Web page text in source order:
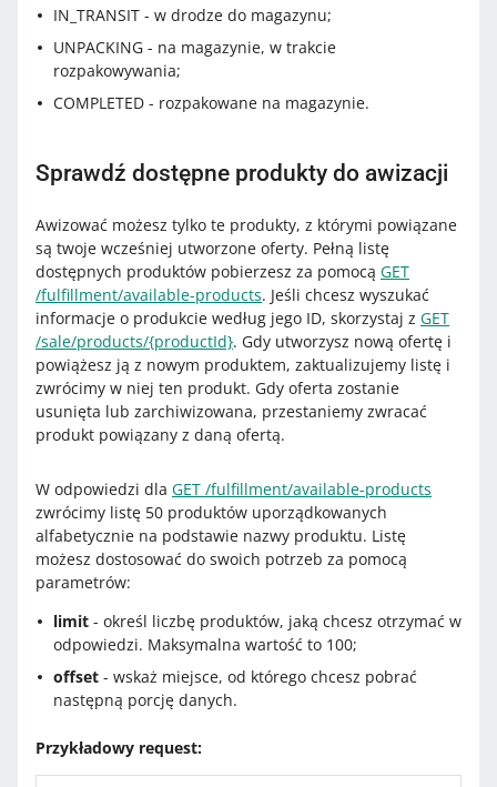
IN_TRANSIT - w drodze do magazynu;
UNPACKING - na magazynie, w trakcie
rozpakowywania;
COMPLETED - rozpakowane na magazynie.
Sprawdź dostępne produkty do awizacji
Awizować możesz tylko te produkty, z którymi powiązane
są twoje wcześniej utworzone oferty. Pełną listę
dostępnych produktów pobierzesz za pomocą GET
/fulfillment/available-products. Jeśli chcesz wyszukać
informacje o produkcie według jego ID, skorzystaj z GET
/sale/products/{productId}. Gdy utworzysz nową ofertę i
powiążesz ją z nowym produktem, zaktualizujemy listę i
zwrócimy w niej ten produkt. Gdy oferta zostanie
usunięta lub zarchiwizowana, przestaniemy zwracać
produkt powiązany z daną ofertą.
W odpowiedzi dla GET /fulfillment/available-products
zwrócimy listę 50 produktów uporządkowanych
alfabetycznie na podstawie nazwy produktu. Listę
możesz dostosować do swoich potrzeb za pomocą
parametrów:
limit - określ liczbę produktów, jaką chcesz otrzymać w
odpowiedzi. Maksymalna wartość to 100;
offset - wskaż miejsce, od którego chcesz pobrać
następną porcję danych.
Przykładowy request: